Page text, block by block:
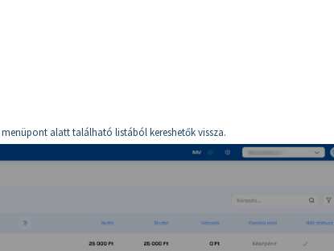
menüpont alatt található listából kereshetők vissza.